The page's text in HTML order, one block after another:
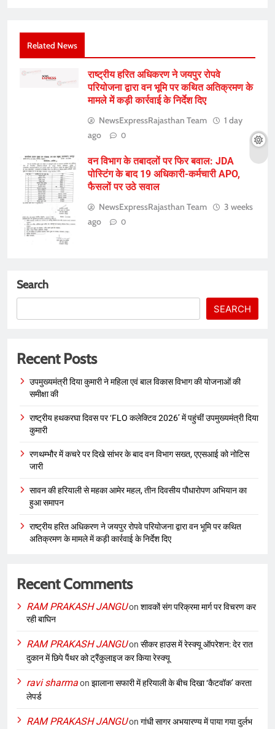
Related News
राष्ट्रीय हरित अधिकरण ने जयपुर रोपवे
परियोजना द्वारा वन भूमि पर कथित अतिक्रमण के
मामले में कड़ी कार्रवाई के निर्देश दिए
NewsExpressRajasthan Team
1 day
ago
0
वन विभाग के तबादलों पर फिर बवाल: JDA
पोस्टिंग के बाद 19 अधिकारी-कर्मचारी APO,
फैसलों पर उठे सवाल
NewsExpressRajasthan Team
3 weeks
ago
0
Search
SEARCH
Recent Posts
उपमुख्यमंत्री दिया कुमारी ने महिला एवं बाल विकास विभाग की योजनाओं की
समीक्षा की
राष्ट्रीय हथकरघा दिवस पर ‘FLO कलेक्टिव 2026’ में पहुंचीं उपमुख्यमंत्री दिया
कुमारी
रणथम्भौर में कचरे पर दिखे सांभर के बाद वन विभाग सख्त, एएसआई को नोटिस
जारी
सावन की हरियाली से महका आमेर महल, तीन दिवसीय पौधारोपण अभियान का
हुआ समापन
राष्ट्रीय हरित अधिकरण ने जयपुर रोपवे परियोजना द्वारा वन भूमि पर कथित
अतिक्रमण के मामले में कड़ी कार्रवाई के निर्देश दिए
Recent Comments
RAM PRAKASH JANGUon शावकों संग परिक्रमा मार्ग पर विचरण कर
रही बाघिन
RAM PRAKASH JANGUon सीकर हाउस में रेस्क्यू ऑपरेशन: देर रात
दुकान में छिपे पैंथर को ट्रैंकुलाइज कर किया रेस्क्यू
ravi sharmaon झालाना सफारी में हरियाली के बीच दिखा ‘कैटवॉक’ करता
लेपर्ड
RAM PRAKASH JANGUon गांधी सागर अभयारण्य में पाया गया दुर्लभ